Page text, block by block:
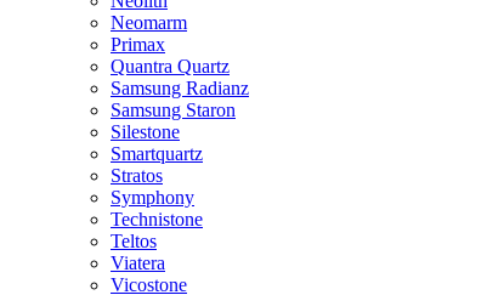
Neomarm
Primax
Quantra Quartz
Samsung Radianz
Samsung Staron
Silestone
Smartquartz
Stratos
Symphony
Technistone
Teltos
Viatera
Vicostone